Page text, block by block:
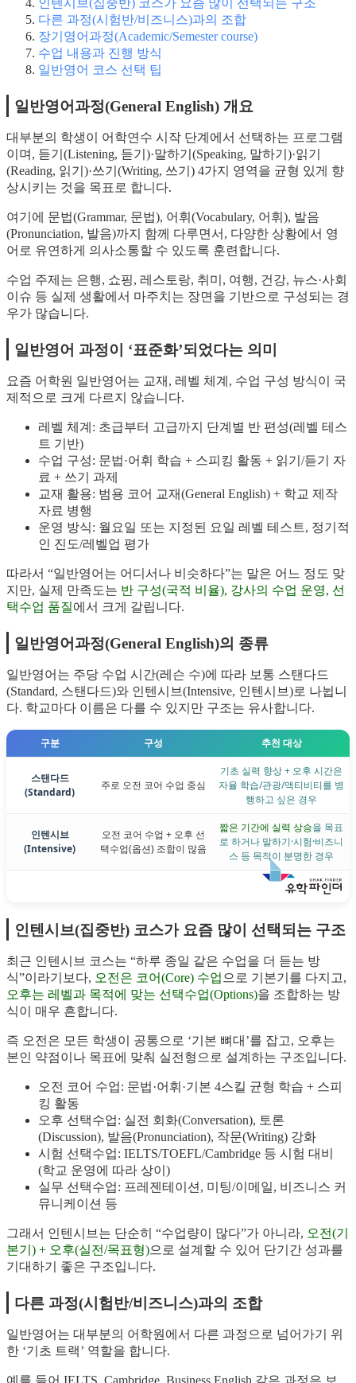
인텐시브(집중반) 코스가 요즘 많이 선택되는 구조
다른 과정(시험반/비즈니스)과의 조합
장기영어과정(Academic/Semester course)
수업 내용과 진행 방식
일반영어 코스 선택 팁
일반영어과정(General English) 개요
대부분의 학생이 어학연수 시작 단계에서 선택하는 프로그램
이며, 듣기(Listening, 듣기)·말하기(Speaking, 말하기)·읽기
(Reading, 읽기)·쓰기(Writing, 쓰기) 4가지 영역을 균형 있게 향
상시키는 것을 목표로 합니다.
여기에 문법(Grammar, 문법), 어휘(Vocabulary, 어휘), 발음
(Pronunciation, 발음)까지 함께 다루면서, 다양한 상황에서 영
어로 유연하게 의사소통할 수 있도록 훈련합니다.
수업 주제는 은행, 쇼핑, 레스토랑, 취미, 여행, 건강, 뉴스·사회
이슈 등 실제 생활에서 마주치는 장면을 기반으로 구성되는 경
우가 많습니다.
일반영어 과정이 ‘표준화’되었다는 의미
요즘 어학원 일반영어는 교재, 레벨 체계, 수업 구성 방식이 국
제적으로 크게 다르지 않습니다.
레벨 체계: 초급부터 고급까지 단계별 반 편성(레벨 테스
트 기반)
수업 구성: 문법·어휘 학습 + 스피킹 활동 + 읽기/듣기 자
료 + 쓰기 과제
교재 활용: 범용 코어 교재(General English) + 학교 제작
자료 병행
운영 방식: 월요일 또는 지정된 요일 레벨 테스트, 정기적
인 진도/레벨업 평가
따라서 “일반영어는 어디서나 비슷하다”는 말은 어느 정도 맞
지만, 실제 만족도는 반 구성(국적 비율), 강사의 수업 운영, 선
택수업 품질에서 크게 갈립니다.
일반영어과정(General English)의 종류
일반영어는 주당 수업 시간(레슨 수)에 따라 보통 스탠다드
(Standard, 스탠다드)와 인텐시브(Intensive, 인텐시브)로 나뉩니
다. 학교마다 이름은 다를 수 있지만 구조는 유사합니다.
구분 구성 추천 대상
스탠다드
(Standard)
주로 오전 코어 수업 중심
기초 실력 향상 + 오후 시간은
자율 학습/관광/액티비티를 병
행하고 싶은 경우
인텐시브
(Intensive)
오전 코어 수업 + 오후 선
택수업(옵션) 조합이 많음
짧은 기간에 실력 상승을 목표
로 하거나 말하기·시험·비즈니
스 등 목적이 분명한 경우
인텐시브(집중반) 코스가 요즘 많이 선택되는 구조
최근 인텐시브 코스는 “하루 종일 같은 수업을 더 듣는 방
식”이라기보다, 오전은 코어(Core) 수업으로 기본기를 다지고,
오후는 레벨과 목적에 맞는 선택수업(Options)을 조합하는 방
식이 매우 흔합니다.
즉 오전은 모든 학생이 공통으로 ‘기본 뼈대’를 잡고, 오후는
본인 약점이나 목표에 맞춰 실전형으로 설계하는 구조입니다.
오전 코어 수업: 문법·어휘·기본 4스킬 균형 학습 + 스피
킹 활동
오후 선택수업: 실전 회화(Conversation), 토론
(Discussion), 발음(Pronunciation), 작문(Writing) 강화
시험 선택수업: IELTS/TOEFL/Cambridge 등 시험 대비
(학교 운영에 따라 상이)
실무 선택수업: 프레젠테이션, 미팅/이메일, 비즈니스 커
뮤니케이션 등
그래서 인텐시브는 단순히 “수업량이 많다”가 아니라, 오전(기
본기) + 오후(실전/목표형)으로 설계할 수 있어 단기간 성과를
기대하기 좋은 구조입니다.
다른 과정(시험반/비즈니스)과의 조합
일반영어는 대부분의 어학원에서 다른 과정으로 넘어가기 위
한 ‘기초 트랙’ 역할을 합니다.